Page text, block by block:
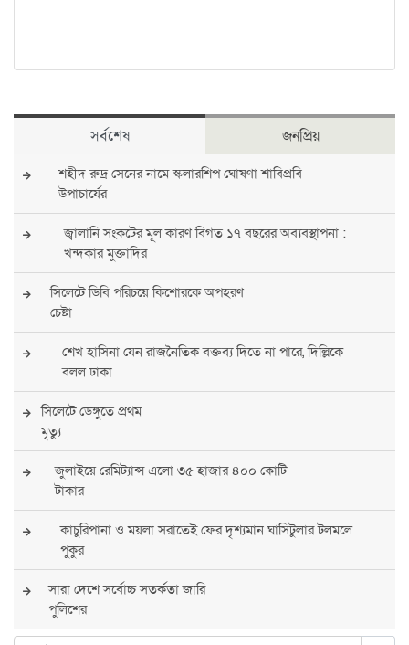
সর্বশেষ জনপ্রিয়
শহীদ রুদ্র সেনের নামে স্কলারশিপ ঘোষণা শাবিপ্রবি
উপাচার্যের
জ্বালানি সংকটের মূল কারণ বিগত ১৭ বছরের অব্যবস্থাপনা :
খন্দকার মুক্তাদির
সিলেটে ডিবি পরিচয়ে কিশোরকে অপহরণ
চেষ্টা
শেখ হাসিনা যেন রাজনৈতিক বক্তব্য দিতে না পারে, দিল্লিকে
বলল ঢাকা
সিলেটে ডেঙ্গুতে প্রথম
মৃত্যু
জুলাইয়ে রেমিট্যান্স এলো ৩৫ হাজার ৪০০ কোটি
টাকার
কাচুরিপানা ও ময়লা সরাতেই ফের দৃশ্যমান ঘাসিটুলার টলমলে
পুকুর
সারা দেশে সর্বোচ্চ সতর্কতা জারি
পুলিশের